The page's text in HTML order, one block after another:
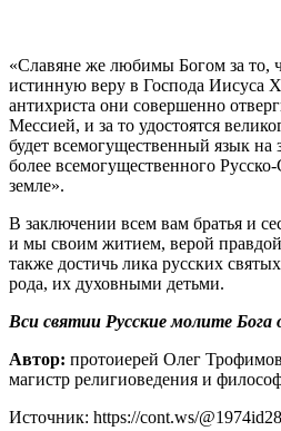
«Славяне же любимы Богом за то,
истинную веру в Господа Иисуса
антихриста они совершенно
Мессией, и за то удостоятся
будет всемогущественный язык на
более всемогущественного
земле».
В заключении всем вам братья и
и мы своим житием, верой правдой
также достичь лика русских
рода, их духовными детьми.
Вси святии Русские молите Бога
Автор: протоиерей Олег
магистр религиоведения и
Источник: https://cont.ws/